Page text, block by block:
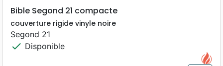
Bible Segond 21 compacte
couverture rigide vinyle noire
Segond 21
check Disponible